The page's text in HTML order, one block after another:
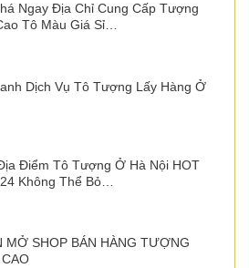
Ngay Địa Chỉ Cung Cấp Tượng
Tô Màu Giá Sỉ…
Dịch Vụ Tô Tượng Lấy Hàng Ở
Điểm Tô Tượng Ở Hà Nội HOT
Không Thể Bỏ…
MỞ SHOP BÁN HÀNG TƯỢNG